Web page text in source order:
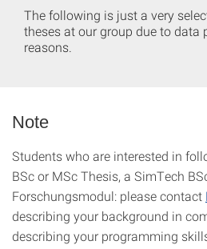
The following is just a very
theses at our group due to data
reasons.
Note
Students who are interested in
BSc or MSc Thesis, a SimTech
Forschungsmodul: please contact
describing your background in
describing your programming